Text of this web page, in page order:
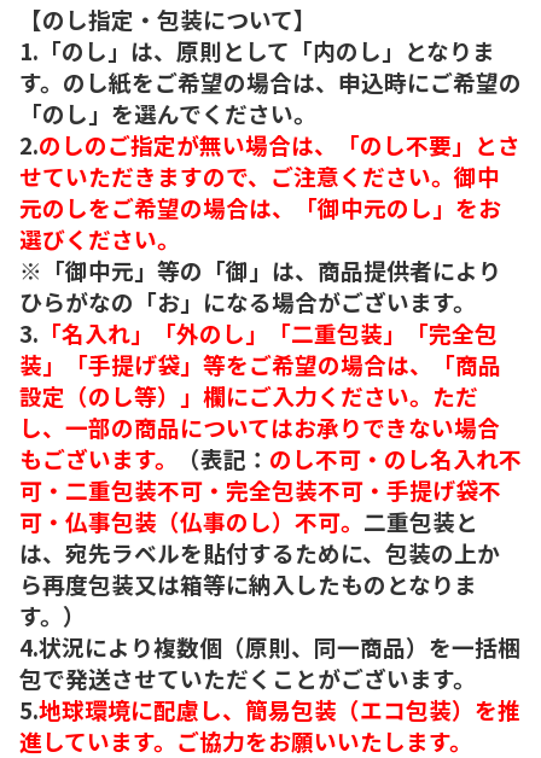
【のし指定・包装について】
1.「のし」は、原則として「内のし」となりま
す。のし紙をご希望の場合は、申込時にご希望の
「のし」を選んでください。
2.のしのご指定が無い場合は、「のし不要」とさ
せていただきますので、ご注意ください。御中
元のしをご希望の場合は、「御中元のし」をお
選びください。
※「御中元」等の「御」は、商品提供者により
ひらがなの「お」になる場合がございます。
3. 「名入れ」「外のし」「二重包装」「完全包
装」「手提げ袋」等をご希望の場合は、「商品
設定（のし等）」欄にご入力ください。ただ
し、一部の商品についてはお承りできない場合
もございます。
（表記： のし不可・のし名入れ不
可・二重包装不可・完全包装不可・手提げ袋不
可・仏事包装（仏事のし）不可。 二重包装と
は、宛先ラベルを貼付するために、包装の上か
ら再度包装又は箱等に納入したものとなりま
す。）
4.状況により複数個（原則、同一商品）を一括梱
包で発送させていただくことがございます。
5.地球環境に配慮し、簡易包装（エコ包装）を推
進しています。ご協力をお願いいたします。